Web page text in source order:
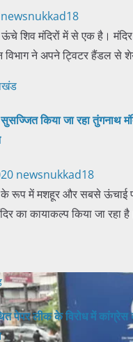
newsnukkad18
शिव मंदिरों में से एक है।
विभाग ने अपने ट्विटर हैंडल से
किया जा रहा तुंगनाथ
newsnukkad18
के रूप में मशहूर और सबसे ऊंचाई
का कायाकल्प किया जा रहा
पेपर लीक के विरोध में कांग्रेस